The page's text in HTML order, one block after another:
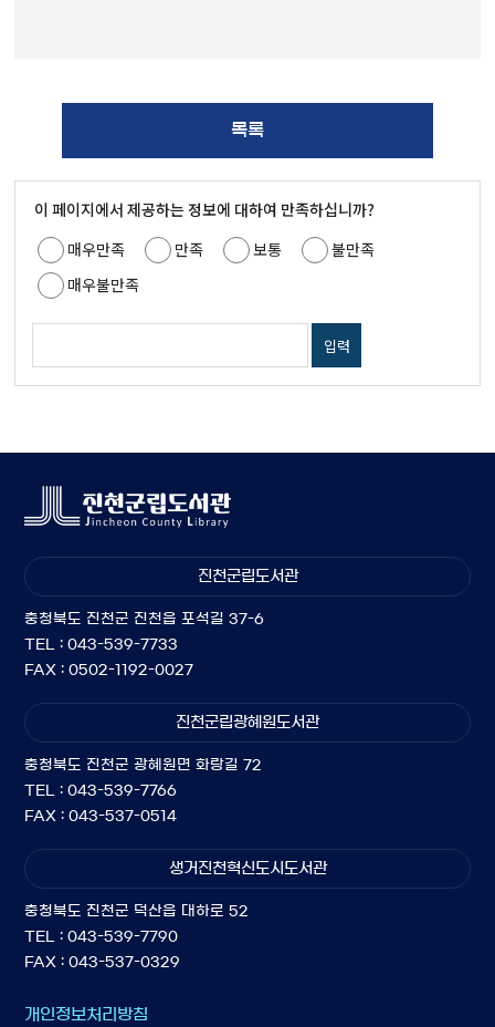
목록
이 페이지에서 제공하는 정보에 대하여 만족하십니까?
매우만족
만족 보통
불만족
매우불만족
진천군립도서관
충청북도 진천군 진천읍 포석길 37-6
TEL : 043-539-7733
FAX : 0502-1192-0027
진천군립광혜원도서관
충청북도 진천군 광혜원면 화랑길 72
TEL : 043-539-7766
FAX : 043-537-0514
생거진천혁신도시도서관
충청북도 진천군 덕산읍 대하로 52
TEL : 043-539-7790
FAX : 043-537-0329
개인정보처리방침